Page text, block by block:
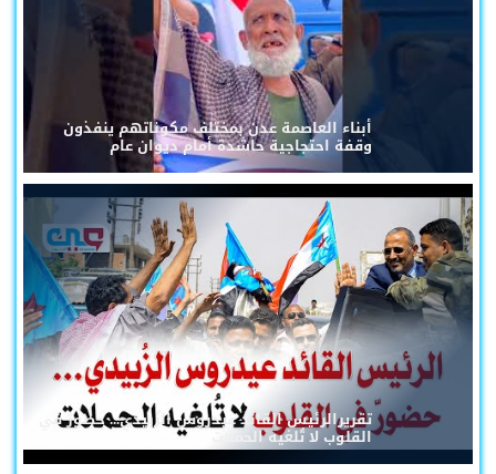
أبناء العاصمة عدن بمختلف مكوناتهم ينفذون
وقفة احتجاجية حاشدة أمام ديوان عام
تقريرالرئيس القائد عيدروس الزُبيدي... حضورٌ في
القلوب لا تُلغيه الحملات